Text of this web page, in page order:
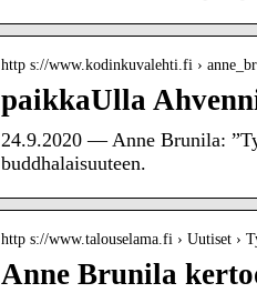
http s://www.kodinkuvalehti.fi ›
paikkaUlla
24.9.2020 — Anne Brunila:
buddhalaisuuteen.
http s://www.talouselama.fi › Uutiset ›
Anne Brunila